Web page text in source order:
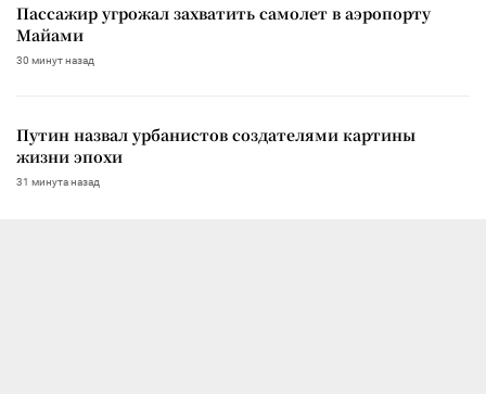
Пассажир угрожал захватить самолет в аэропорту
Майами
30 минут назад
Путин назвал урбанистов создателями картины
жизни эпохи
31 минута назад